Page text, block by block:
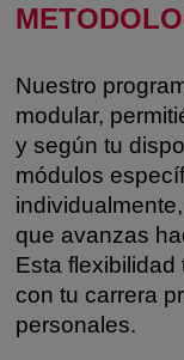
Nuestro
modular,
y según tu
módulos
que avanzas
Esta flexibilidad
con tu carrera
personales.